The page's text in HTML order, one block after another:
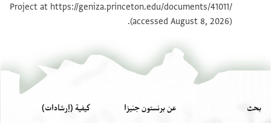
بيان أذونات الصورة
Project athttps://geniza.princeton.edu/documents/41011/
(accessed August 8, 2026).
بحث عن برنستون جنيزا كيفية (إرشادات)